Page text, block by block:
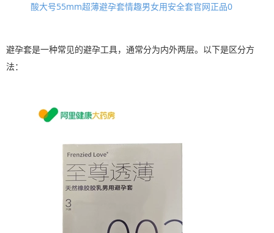
酸大号55mm超薄避孕套情趣男女用安全套官网正品0
避孕套是一种常见的避孕工具，通常分为内外两层。以下是区分方
法：